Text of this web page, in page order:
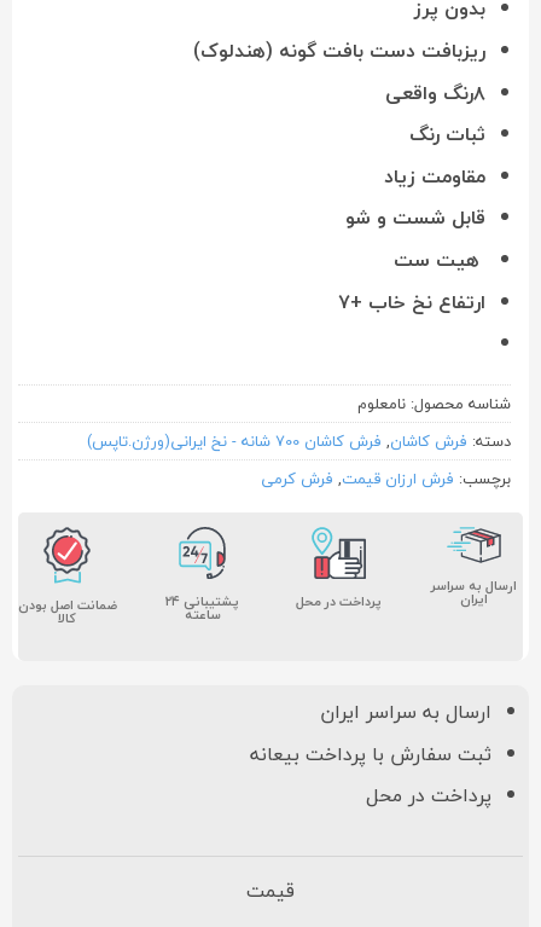
بدون پرز
ریزبافت دست بافت گونه (هندلوک)
۸رنگ واقعی
ثبات رنگ
مقاومت زیاد
قابل شست و شو
هیت ست
ارتفاع نخ خاب +۷
شناسه محصول: نامعلوم
دسته: فرش کاشان, فرش کاشان 700 شانه - نخ ایرانی(ورژن.تاپس)
برچسب: فرش ارزان قیمت, فرش کرمی
ارسال به سراسر
ایران پرداخت در محل پشتیبانی ۲۴
ساعته ضمانت اصل بودن
کالا
ارسال به سراسر ایران
ثبت سفارش با پرداخت بیعانه
پرداخت در محل
قیمت